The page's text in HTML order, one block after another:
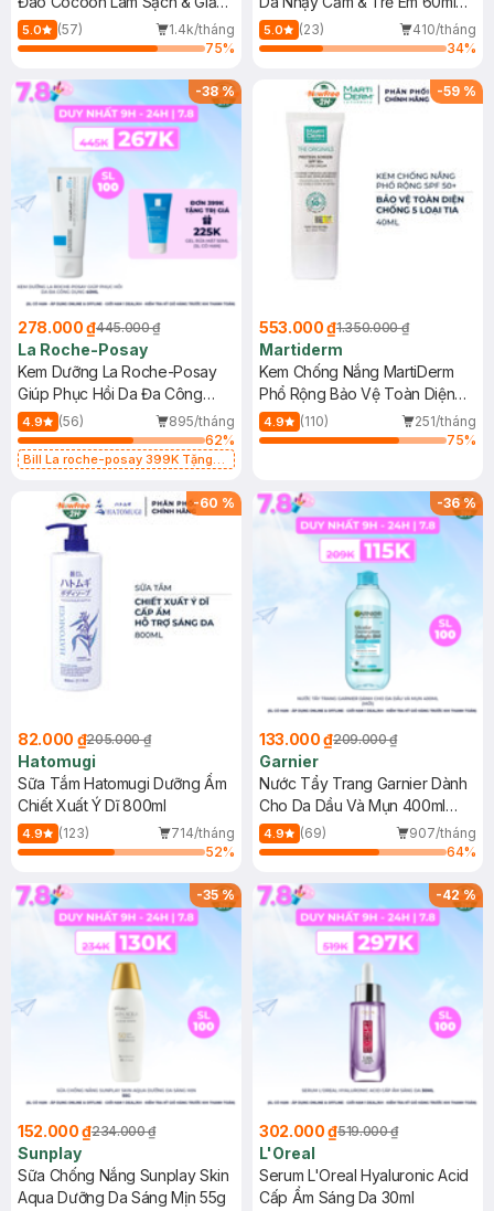
Dầu 500ml
5.0 (57)
1.4k/tháng
75%
(Mới)
5.0 (23)
410/tháng
34%
-38%
278.000 ₫445.000 ₫
La Roche-Posay
Kem Dưỡng La Roche-Posay
Giúp Phục Hồi Da Đa Công
Dụng 40ml
4.9 (56)
895/tháng
62%
Bill La roche-posay 399K Tặng
(SL có hạn)
-59 %
553.000 ₫1.350.000 ₫
Martiderm
Kem Chống Nắng MartiDerm
Phổ Rộng Bảo Vệ Toàn Diện
40ml
4.9 (110)
251/tháng
75%
-60 %
82.000 ₫205.000 ₫
Hatomugi
Sữa Tắm Hatomugi Dưỡng Ẩm
Chiết Xuất Ý Dĩ 800ml
4.9 (123)
714/tháng
52%
-36%
133.000 ₫209.000 ₫
Garnier
Nước Tẩy Trang Garnier Dành
Cho Da Dầu Và Mụn 400ml
(Mới)
4.9 (69)
907/tháng
64%
-35%
152.000 ₫234.000 ₫
Sunplay
Sữa Chống Nắng Sunplay Skin
Aqua Dưỡng Da Sáng Mịn 55g
-42%
302.000 ₫519.000 ₫
L'Oreal
Serum L'Oreal Hyaluronic Acid
Cấp Ẩm Sáng Da 30ml